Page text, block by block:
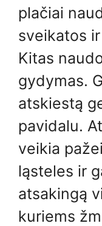
plačiai
sveikatos
Kitas
gydymas.
atskiestą
pavidalu.
veikia
ląsteles ir
atsakingą
kuriems